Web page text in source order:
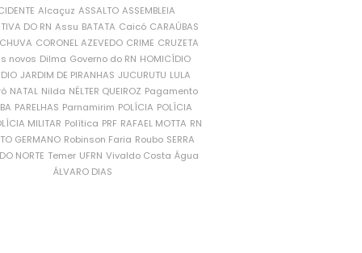
Alcaçuz ASSALTO ASSEMBLEIA
DO RN Assu BATATA Caicó CARAÚBAS
CORONEL AZEVEDO CRIME CRUZETA
novos Dilma Governo do RN HOMICÍDIO
JARDIM DE PIRANHAS JUCURUTU LULA
NATAL Nilda NÉLTER QUEIROZ Pagamento
PARELHAS Parnamirim POLÍCIA POLÍCIA
MILITAR Política PRF RAFAEL MOTTA RN
GERMANO Robinson Faria Roubo SERRA
NORTE Temer UFRN Vivaldo Costa Água
ÁLVARO DIAS